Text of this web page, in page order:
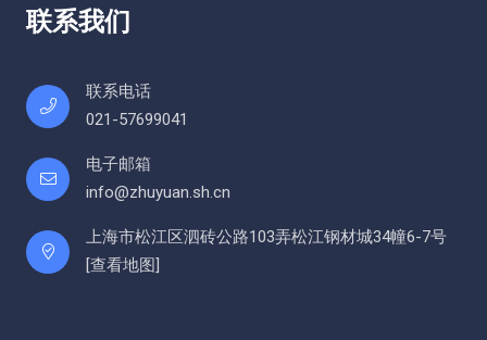
联系我们
联系电话
021-57699041
电子邮箱
info@zhuyuan.sh.cn
上海市松江区泗砖公路103弄松江钢材城34幢6-7号
[查看地图]